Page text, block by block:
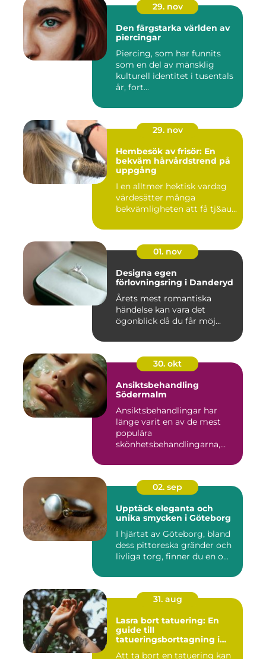
29. nov
Den färgstarka världen av
piercingar
Piercing, som har funnits
som en del av mänsklig
kulturell identitet i tusentals
år, fort...
29. nov
Hembesök av frisör: En
bekväm hårvårdstrend på
uppgång
I en alltmer hektisk vardag
värdesätter många
bekvämligheten att få tj&au...
01. nov
Designa egen
förlovningsring i Danderyd
Årets mest romantiska
händelse kan vara det
ögonblick då du får möj...
30. okt
Ansiktsbehandling
Södermalm
Ansiktsbehandlingar har
länge varit en av de mest
populära
skönhetsbehandlingarna,
02. sep
Upptäck eleganta och
unika smycken i Göteborg
I hjärtat av Göteborg, bland
dess pittoreska gränder och
livliga torg, finner du en o...
31. aug
Lasra bort tatuering: En
guide till
tatueringsborttagning i
Att ta bort en tatuering kan